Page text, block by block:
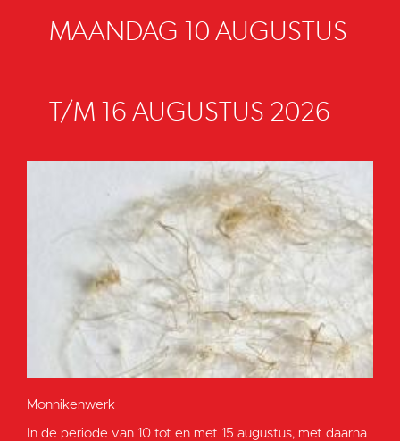
MAANDAG 10 AUGUSTUS
T/M 16 AUGUSTUS 2026
Monnikenwerk
In de periode van 10 tot en met 15 augustus, met daarna